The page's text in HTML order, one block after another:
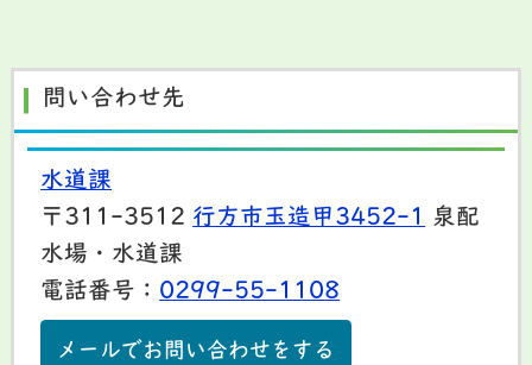
問い合わせ先
水道課
〒311-3512 行方市玉造甲3452-1 泉配
水場・水道課
電話番号： 0299-55-1108
メールでお問い合わせをする